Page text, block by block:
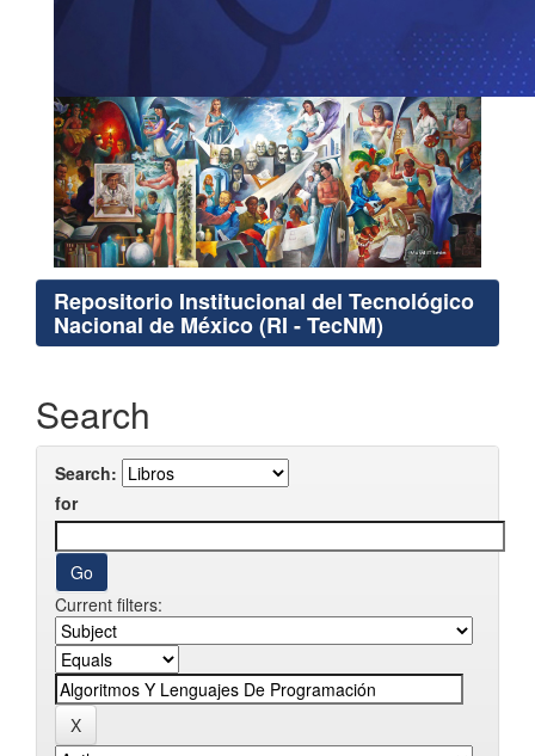
Repositorio Institucional del Tecnológico
Nacional de México (RI - TecNM)
Search
Search:
for
Current filters: